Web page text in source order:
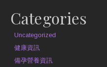
Categories
Uncategorized
健康資訊
備孕營養資訊